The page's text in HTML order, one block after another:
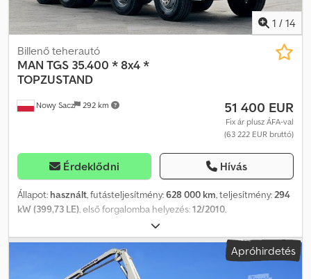
1 / 14
Nowy Sacz 292 km
Billenő teherautó
MAN TGS 35.400 * 8x4 *
TOPZUSTAND
51 400 EUR
Fix ár plusz ÁFA-val
(63 222 EUR bruttó)
Érdeklődni Hívás
Állapot: használt, futásteljesítmény:628 000 km, teljesítmény:294
kW (399,73 LE), első forgalomba helyezés:12/2010,
, össztömeg:
3 tengely, fékek:retarder, szín:kék, hajtástípus:mechanikai,
, Felszereltség: ABS, légkondicionálás, MAN TGS
35.400 Billencs / 8x4 Importált / KARC-MENTES JÓ ÁLLAPOTBAN!
Apróhirdetés